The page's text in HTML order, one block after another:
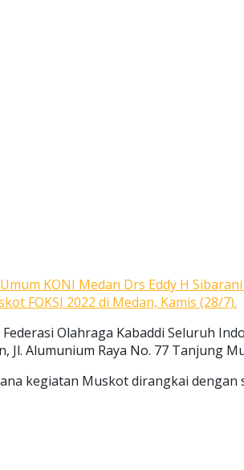
KONI Medan Drs Eddy H
FOKSI 2022 di Medan, Kamis (28/7).
Olahraga Kabaddi Seluruh
Jl. Alumunium Raya No. 77 Tanjung
kegiatan Muskot dirangkai dengan